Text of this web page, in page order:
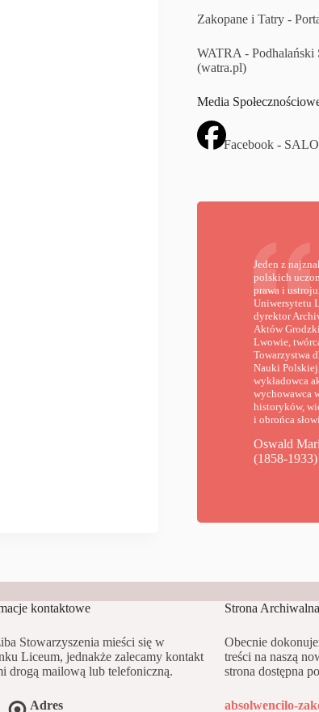
Zakopane i Tatry -
WATRA -
(watra.pl)
Media
Facebook -
Jeden z
polskich
prawa i
Uniwersytetu
dyrektor
Aktów
Lwowie,
Towarzystwa
Nauki
wykładowca
wychowawca
historyków,
i obrońca
Oswald
(1858-1933)
kontaktowe
Stowarzyszenia mieści się w
Liceum, jednakże zalecamy kontakt
drogą mailową lub telefoniczną.
Adres
Strona Archiwalna
Obecnie
treści na naszą
strona dostępna
absolwencilo-